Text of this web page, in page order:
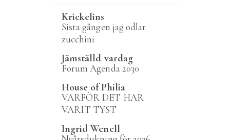
Krickelins
Sista gången jag odlar
zucchini
Jämställd vardag
Forum Agenda 2030
House of Philia
VARFÖR DET HAR
VARIT TYST
Ingrid Wenell